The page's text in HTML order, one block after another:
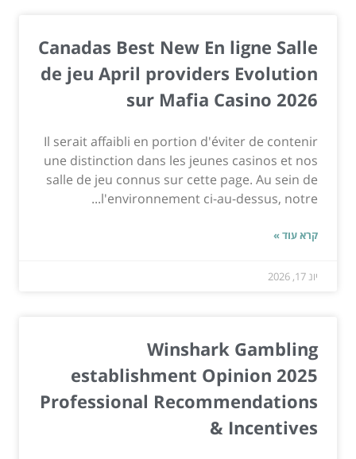
Canadas Best New En ligne Salle
de jeu April providers Evolution
sur Mafia Casino 2026
Il serait affaibli en portion d'éviter de contenir
une distinction dans les jeunes casinos et nos
salle de jeu connus sur cette page. Au sein de
l'environnement ci-au-dessus, notre...
קרא עוד »
יונ 17, 2026
Winshark Gambling
establishment Opinion 2025
Professional Recommendations
& Incentives